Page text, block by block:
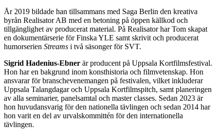
År 2019 bildade han tillsammans med Saga Berlin den kreativa
byrån Realisator AB med en betoning på öppen källkod och
tillgänglighet av producerat material. På Realisator har Tom skapat
en dokumentärserie för Finska YLE samt skrivit och producerat
humorserien Streams i två säsonger för SVT.
Sigrid Hadenius-Ebner är producent på Uppsala Kortfilmsfestival.
Hon har en bakgrund inom konsthistoria och filmvetenskap. Hon
ansvarar för branschevenemangen på festivalen, vilket inkluderar
Uppsala Talangdagar och Uppsala Kortfilmspitch, samt planeringen
av alla seminarier, panelsamtal och master classes. Sedan 2023 är
hon huvudansvarig för den nationella tävlingen och sedan 2014 har
hon varit en del av urvalskommittén för den internationella
tävlingen.